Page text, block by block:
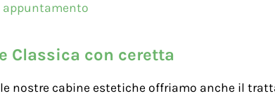
appuntamento
Classica con ceretta
nostre cabine estetiche offriamo anche il